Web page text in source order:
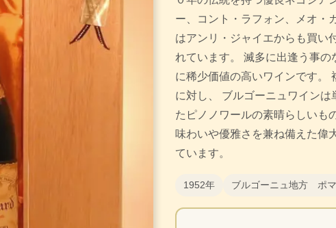
ー、コント・ラフォン、メオ・
はアンリ・ジャイエからも買い
れています。 滅多に出逢う事
に稀少価値の高いワインです。
に対し、 ブルゴーニュワイン
たピノノワールの素晴らしいも
味わいや優雅さを兼ね備えた偉
ています。
1952年 ブルゴーニュ地方 ポ